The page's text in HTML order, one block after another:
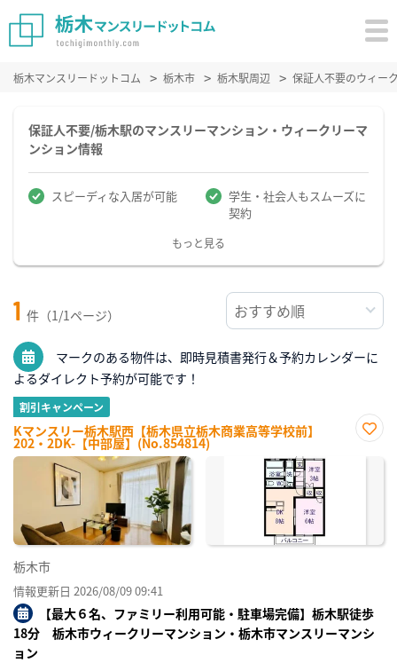
栃木マンスリードットコム 栃木市 栃木駅周辺 保証人不要のウィー
保証人不要/栃木駅のマンスリーマンション・ウィークリーマ
ンション情報
スピーディな入居が可能
学生・社会人もスムーズに
契約
もっと見る
1 件（1/1ページ）
マークのある物件は、即時見積書発行＆予約カレンダーに
よるダイレクト予約が可能です！
割引キャンペーン
Kマンスリー栃木駅西【栃木県立栃木商業高等学校前】
202・2DK-【中部屋】(No.854814)
に入
栃木市
情報更新日 2026/08/09 09:41
【最大６名、ファミリー利用可能・駐車場完備】栃木駅徒歩
18分 栃木市ウィークリーマンション・栃木市マンスリーマンシ
ョン